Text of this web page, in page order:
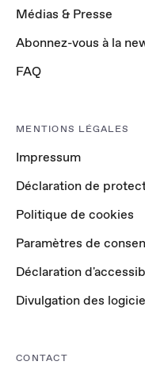
Médias & Presse
Abonnez-vous à la
FAQ
MENTIONS LÉGALES
Impressum
Déclaration de
Politique de cookies
Paramètres de
Déclaration
Divulgation des
CONTACT